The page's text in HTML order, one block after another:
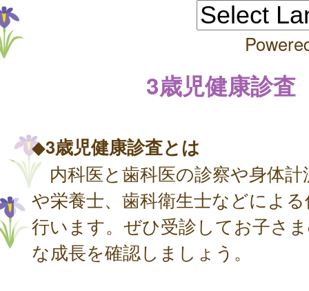
3歳児健康診査
◆3歳児健康診査とは
内科医と歯科医の診察や身体計
や栄養士、歯科衛生士などによ
行います。ぜひ受診してお子さ
な成長を確認しましょう。